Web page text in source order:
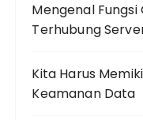
Mengenal
Terhubung
Kita Harus
Keamanan Data